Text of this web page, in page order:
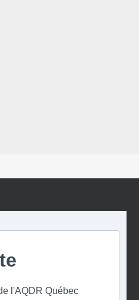
l'AQDR Québec